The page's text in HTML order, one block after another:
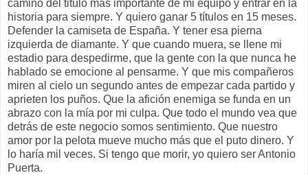
camino del titulo mas importante de mi equipo y entrar en la
historia para siempre. Y quiero ganar 5 títulos en 15 meses.
Defender la camiseta de España. Y tener esa pierna
izquierda de diamante. Y que cuando muera, se llene mi
estadio para despedirme, que la gente con la que nunca he
hablado se emocione al pensarme. Y que mis compañeros
miren al cielo un segundo antes de empezar cada partido y
aprieten los puños. Que la afición enemiga se funda en un
abrazo con la mía por mi culpa. Que todo el mundo vea que
detrás de este negocio somos sentimiento. Que nuestro
amor por la pelota mueve mucho más que el puto dinero. Y
lo haría mil veces. Si tengo que morir, yo quiero ser Antonio
Puerta.